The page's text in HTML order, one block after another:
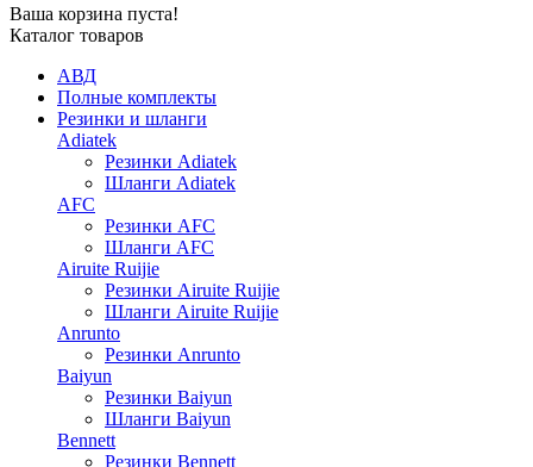
Ваша корзина пуста!
Каталог товаров
АВД
Полные комплекты
Резинки и шланги
Adiatek
Резинки Adiatek
Шланги Adiatek
AFC
Резинки AFC
Шланги AFC
Airuite Ruijie
Резинки Airuite Ruijie
Шланги Airuite Ruijie
Anrunto
Резинки Anrunto
Baiyun
Резинки Baiyun
Шланги Baiyun
Bennett
Резинки Bennett